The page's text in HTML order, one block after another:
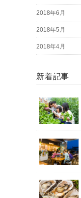
2018年6月
2018年5月
2018年4月
新着記事